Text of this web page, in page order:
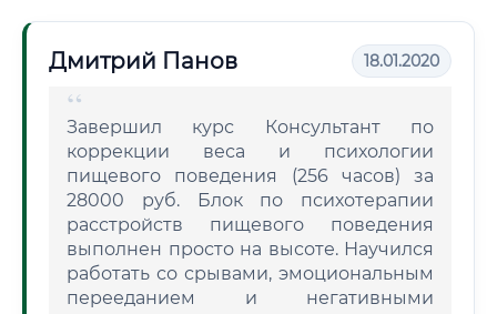
Дмитрий Панов 18.01.2020
Завершил курс Консультант по
коррекции веса и психологии
пищевого поведения (256 часов) за
28000 руб. Блок по психотерапии
расстройств пищевого поведения
выполнен просто на высоте. Научился
работать со срывами, эмоциональным
перееданием и негативными